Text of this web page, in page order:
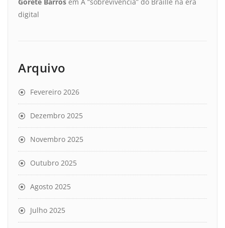
digital
Arquivo
Fevereiro 2026
Dezembro 2025
Novembro 2025
Outubro 2025
Agosto 2025
Julho 2025